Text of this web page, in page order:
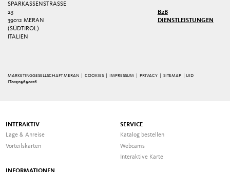
SPARKASSENSTRASSE 2
3
39012 MERAN
(SÜDTIROL)
ITALIEN
B2B
DIENSTLEISTUNGEN
MARKETINGGESELLSCHAFT MERAN | COOKIES IMPRESSUM |PRIVACY |SITEMAP
| UID
IT02509690216
INTERAKTIV
Lage & Anreise
Vorteilskarten
SERVICE
Katalog bestellen
Webcams
Interaktive Karte